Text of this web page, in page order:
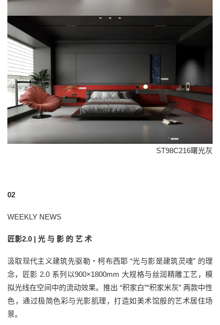
ST98C216曙光灰
02
WEEKLY NEWS
匠影2.0 | 光 与 影 的 艺 术
汲取现代主义建筑先驱勒・柯布西耶 “光与影是建筑灵魂” 的理
念，匠影 2.0 系列以900×1800mm 大规格与丝润精雕工艺，模
拟光线在空间中的流动效果。推出 “积家白”“积家米灰” 两款中性
色，通过极简色彩与光影肌理，打造如美术馆般的艺术居住场
景。